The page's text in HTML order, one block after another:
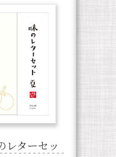
レターセッ